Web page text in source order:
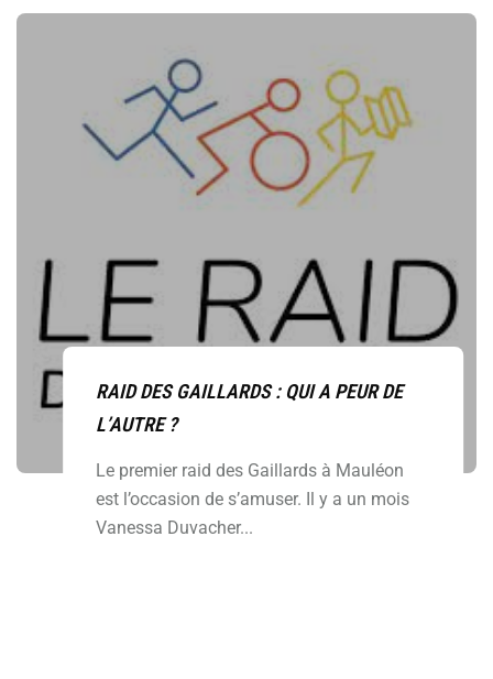
RAID DES GAILLARDS : QUI A PEUR DE
L’AUTRE ?
Le premier raid des Gaillards à Mauléon
est l’occasion de s’amuser. Il y a un mois
Vanessa Duvacher...